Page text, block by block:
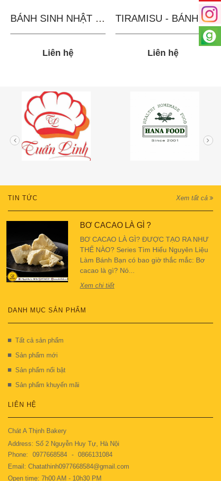
BÁNH SINH NHẬT IN...
Liên hệ
TIRAMISU - BÁNH TẶNG...
Liên hệ
TIN TỨC Xem tất cả
BƠ CACAO LÀ GÌ ?
BƠ CACAO LÀ GÌ? ĐƯỢC TẠO RA NHƯ
THẾ NÀO? Series Tìm Hiểu Nguyên Liệu
Làm Bánh Bạn có bao giờ thắc mắc: Bơ
cacao là gì? Nó...
Xem chi tiết
DANH MỤC SẢN PHẨM
Tất cả sản phẩm
Sản phẩm mới
Sản phẩm nổi bật
Sản phẩm khuyến mãi
LIÊN HỆ
Chát A Thịnh Bakery
Address: Số 2 Nguyễn Huy Tự, Hà Nội
Phone:
0977668584 -
0866131084
Email: Chatathinh0977668584@gmail.com
Open time: 7h00 AM - 10h30 PM